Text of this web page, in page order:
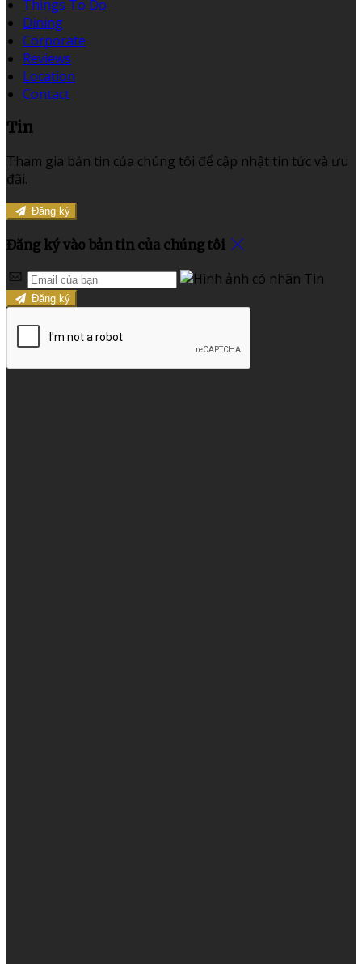
Things To Do
Dining
Corporate
Reviews
Location
Contact
Tin
Tham gia bản tin của chúng tôi để cập nhật tin tức và ưu
đãi.
Đăng ký
Đăng ký vào bản tin của chúng tôi
Đăng ký